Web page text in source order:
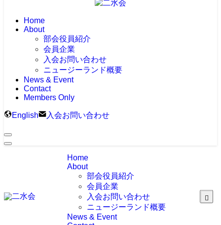
Home
About
部会役員紹介
会員企業
入会お問い合わせ
ニュージーランド概要
News & Event
Contact
Members Only
English 入会お問い合わせ
Home
About
部会役員紹介
会員企業
入会お問い合わせ
ニュージーランド概要
News & Event